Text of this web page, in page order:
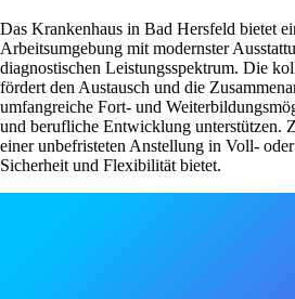
Das Krankenhaus in Bad Hersfeld bietet
Arbeitsumgebung mit modernster
diagnostischen Leistungsspektrum. Die
fördert den Austausch und die
umfangreiche Fort- und
und berufliche Entwicklung unterstützen.
einer unbefristeten Anstellung in Voll-
Sicherheit und Flexibilität bietet.